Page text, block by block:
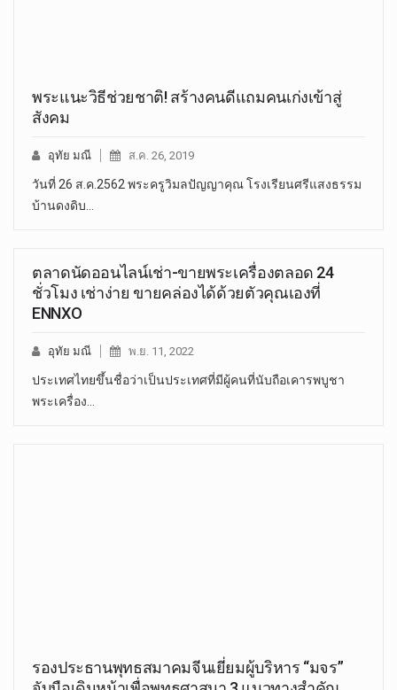
พระแนะวิธีช่วยชาติ! สร้างคนดีแถมคนเก่งเข้าสู่
สังคม
อุทัย มณี ส.ค. 26, 2019
วันที่ 26 ส.ค.2562 พระครูวิมลปัญญาคุณ โรงเรียนศรีแสงธรรม
บ้านดงดิบ…
ตลาดนัดออนไลน์เช่า-ขายพระเครื่องตลอด 24
ชั่วโมง เช่าง่าย ขายคล่องได้ด้วยตัวคุณเองที่
ENNXO
อุทัย มณี พ.ย. 11, 2022
ประเทศไทยขึ้นชื่อว่าเป็นประเทศที่มีผู้คนที่นับถือเคารพบูชา
พระเครื่อง…
รองประธานพุทธสมาคมจีนเยี่ยมผู้บริหาร “มจร”